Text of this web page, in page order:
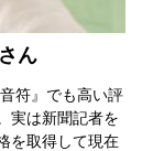
ん
符』でも高い評
実は新聞記者を
を取得して現在